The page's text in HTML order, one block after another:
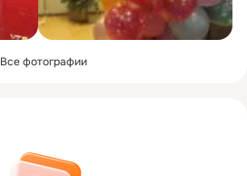
Все фотографии